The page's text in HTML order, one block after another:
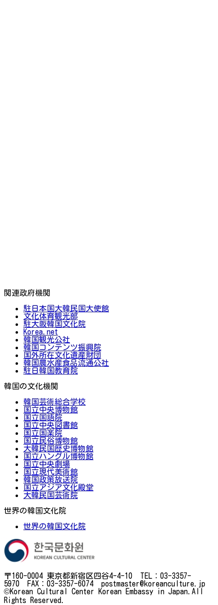
関連政府機関
駐日本国大韓民国大使館
文化体育観光部
駐大阪韓国文化院
Korea.net
韓国観光公社
韓国コンテンツ振興院
国外所在文化遺産財団
韓国農水産食品流通公社
駐日韓国教育院
韓国の文化機関
韓国芸術総合学校
国立中央博物館
国立国語院
国立中央図書館
国立国楽院
国立民俗博物館
大韓民国歴史博物館
国立ハングル博物館
国立中央劇場
国立現代美術館
韓国政策放送院
国立アジア文化殿堂
大韓民国芸術院
世界の韓国文化院
世界の韓国文化院
〒160-0004 東京都新宿区四谷4-4-10 TEL：03-3357-
5970 FAX：03-3357-6074 postmaster@koreanculture.jp
©Korean Cultural Center Korean Embassy in Japan.All
Rights Reserved.